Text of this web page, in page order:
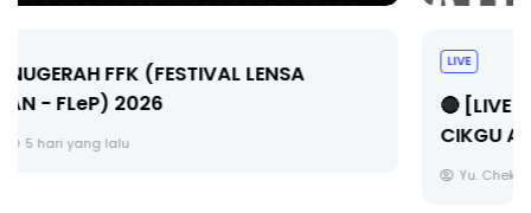
🔴 [LIVE] MATEMATIK SR, WANG TAHUN 6 OLEH
CIKGU ANITA #ALLINONE #141 #...